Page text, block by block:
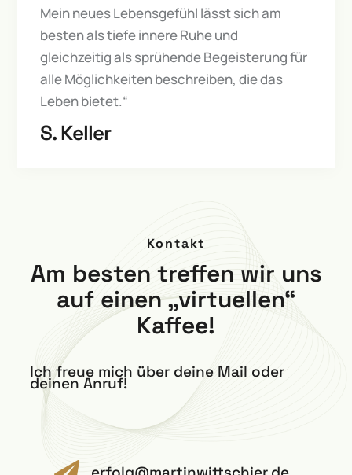
Mein neues Lebensgefühl lässt sich am
besten als tiefe innere Ruhe und
gleichzeitig als sprühende Begeisterung für
alle Möglichkeiten beschreiben, die das
Leben bietet.“
S. Keller
Kontakt
Am besten treffen wir uns
auf einen „virtuellen“
Kaffee!
Ich freue mich über deine Mail oder
deinen Anruf!